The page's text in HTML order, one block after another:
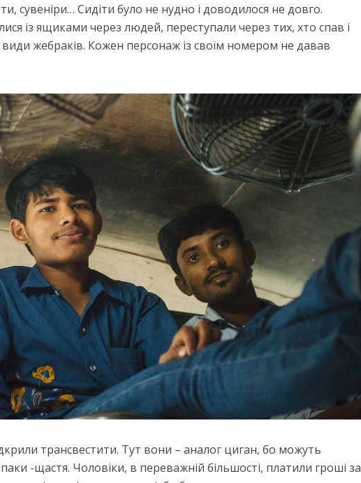
сувеніри… Сидіти було не нудно і доводилося не довго.
із ящиками через людей, переступали через тих, хто спав і
види жебраків. Кожен персонаж із своїм номером не давав
трансвестити. Тут вони – аналог циган, бо можуть
-щастя. Чоловіки, в переважній більшості, платили гроші за